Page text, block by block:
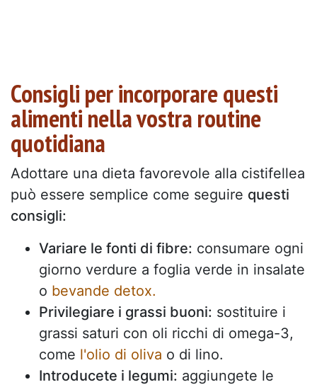
Consigli per incorporare questi
alimenti nella vostra routine
quotidiana
Adottare una dieta favorevole alla cistifellea
può essere semplice come seguire questi
consigli:
Variare le fonti di fibre: consumare ogni
giorno verdure a foglia verde in insalate
o bevande detox.
Privilegiare i grassi buoni: sostituire i
grassi saturi con oli ricchi di omega-3,
come l'olio di oliva o di lino.
Introducete i legumi: aggiungete le